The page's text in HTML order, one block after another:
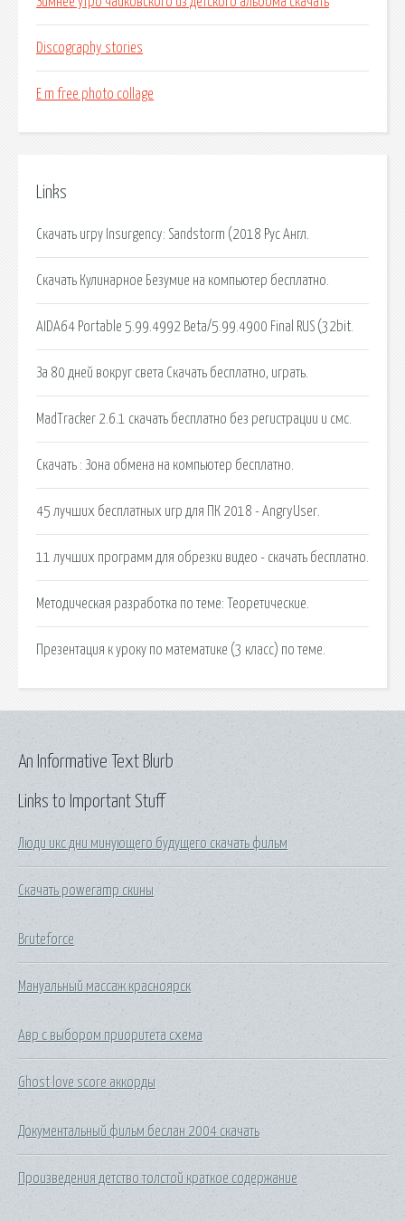
Discography stories
E m free photo collage
Links
Скачать игру Insurgency: Sandstorm (2018 Рус Англ.
Скачать Кулинарное Безумие на компьютер бесплатно.
AIDA64 Portable 5.99.4992 Beta/5.99.4900 Final RUS (32bit.
За 80 дней вокруг света Скачать бесплатно, играть.
MadTracker 2.6.1 скачать бесплатно без регистрации и смс.
Скачать : Зона обмена на компьютер бесплатно.
45 лучших бесплатных игр для ПК 2018 - AngryUser.
11 лучших программ для обрезки видео - скачать бесплатно.
Методическая разработка по теме: Теоретические.
Презентация к уроку по математике (3 класс) по теме.
Links to Important Stuff
Люди икс дни минующего будущего скачать фильм
Скачать poweramp скины
Bruteforce
Мануальный массаж красноярск
Авр с выбором приоритета схема
Ghost love score аккорды
Документальный фильм беслан 2004 скачать
Произведения детство толстой краткое содержание
An Informative Text Blurb